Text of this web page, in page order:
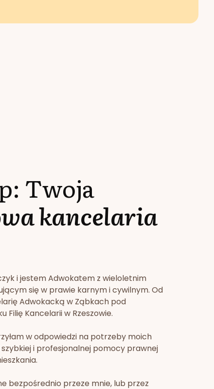
Twoja
kancelaria
i jestem Adwokatem z wieloletnim
się w prawie karnym i cywilnym. Od
Adwokacką w Ząbkach pod
Filię Kancelarii w Rzeszowie.
w odpowiedzi na potrzeby moich
i profesjonalnej pomocy prawnej
bezpośrednio przeze mnie, lub przez